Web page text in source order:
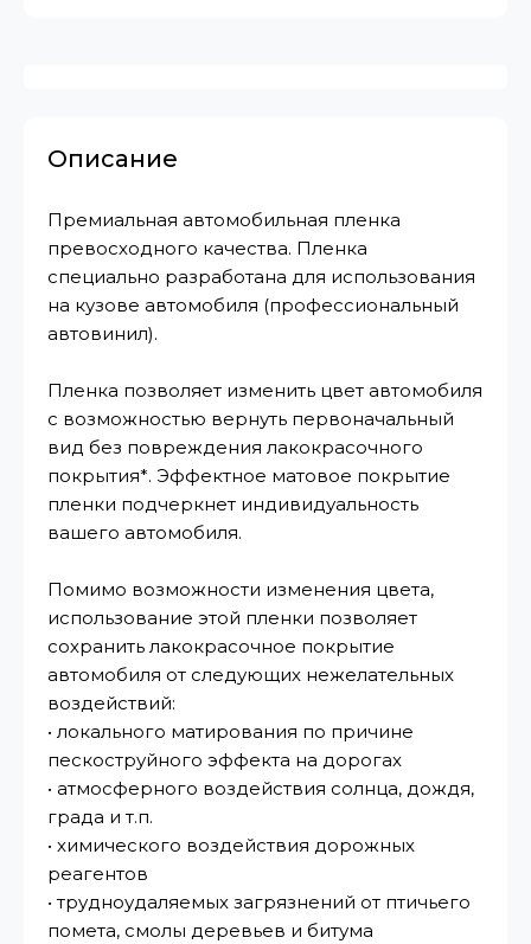
Описание
Премиальная автомобильная пленка
превосходного качества. Пленка
специально разработана для использования
на кузове автомобиля (профессиональный
автовинил).
Пленка позволяет изменить цвет автомобиля
с возможностью вернуть первоначальный
вид без повреждения лакокрасочного
покрытия*. Эффектное матовое покрытие
пленки подчеркнет индивидуальность
вашего автомобиля.
Помимо возможности изменения цвета,
использование этой пленки позволяет
сохранить лакокрасочное покрытие
автомобиля от следующих нежелательных
воздействий:
• локального матирования по причине
пескоструйного эффекта на дорогах
• атмосферного воздействия солнца, дождя,
града и т.п.
• химического воздействия дорожных
реагентов
• трудноудаляемых загрязнений от птичьего
помета, смолы деревьев и битума